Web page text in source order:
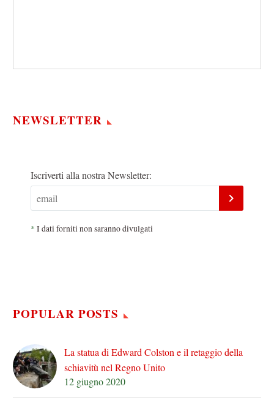
NEWSLETTER
Iscriverti alla nostra Newsletter:
* I dati forniti non saranno divulgati
POPULAR POSTS
La statua di Edward Colston e il retaggio della
schiavitù nel Regno Unito
12 giugno 2020